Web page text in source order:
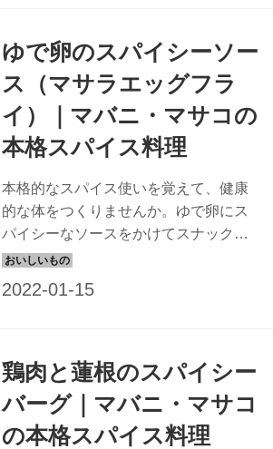
ゆで卵のスパイシーソー
ス（マサラエッグフラ
イ）｜マバニ・マサコの
本格スパイス料理
本格的なスパイス使いを覚えて、健康
的な体をつくりませんか。ゆで卵にス
パイシーなソースをかけてスナックや
おつまみにいかがでしょうか。
鶏肉と蓮根のスパイシー
バーグ｜マバニ・マサコ
の本格スパイス料理